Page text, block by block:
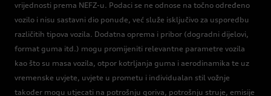
vrijednosti prema NEFZ-u. Podaci se ne odnose na točno određeno
vozilo i nisu sastavni dio ponude, već služe isključivo za usporedbu
različitih tipova vozila. Dodatna oprema i pribor (dogradni dijelovi,
format guma itd.) mogu promijeniti relevantne parametre vozila
kao što su masa vozila, otpor kotrljanja guma i aerodinamika te uz
vremenske uvjete, uvjete u prometu i individualan stil vožnje
također mogu utjecati na potrošnju goriva, potrošnju struje, emisije